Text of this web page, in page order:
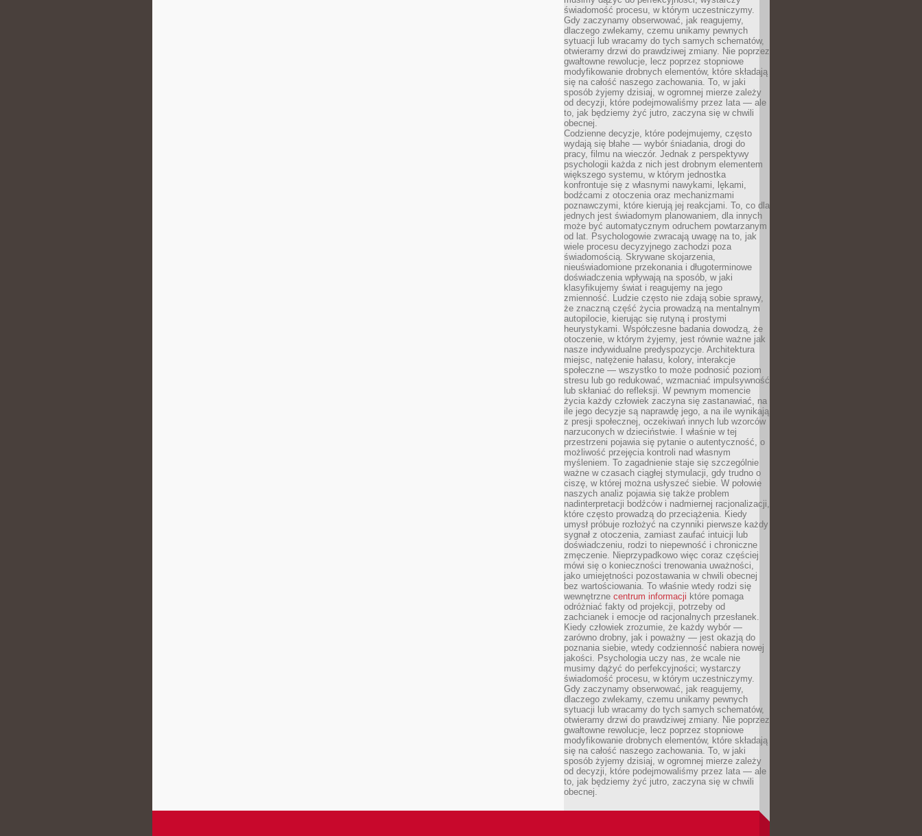
świadomość procesu, w którym uczestniczymy.
Gdy zaczynamy obserwować, jak reagujemy,
dlaczego zwlekamy, czemu unikamy pewnych
sytuacji lub wracamy do tych samych schematów,
otwieramy drzwi do prawdziwej zmiany. Nie poprzez
gwałtowne rewolucje, lecz poprzez stopniowe
modyfikowanie drobnych elementów, które składają
się na całość naszego zachowania. To, w jaki
sposób żyjemy dzisiaj, w ogromnej mierze zależy
od decyzji, które podejmowaliśmy przez lata — ale
to, jak będziemy żyć jutro, zaczyna się w chwili
obecnej.
Codzienne decyzje, które podejmujemy, często
wydają się błahe — wybór śniadania, drogi do
pracy, filmu na wieczór. Jednak z perspektywy
psychologii każda z nich jest drobnym elementem
większego systemu, w którym jednostka
konfrontuje się z własnymi nawykami, lękami,
bodźcami z otoczenia oraz mechanizmami
poznawczymi, które kierują jej reakcjami. To, co dla
jednych jest świadomym planowaniem, dla innych
może być automatycznym odruchem powtarzanym
od lat. Psychologowie zwracają uwagę na to, jak
wiele procesu decyzyjnego zachodzi poza
świadomością. Skrywane skojarzenia,
nieuświadomione przekonania i długoterminowe
doświadczenia wpływają na sposób, w jaki
klasyfikujemy świat i reagujemy na jego
zmienność. Ludzie często nie zdają sobie sprawy,
że znaczną część życia prowadzą na mentalnym
autopilocie, kierując się rutyną i prostymi
heurystykami. Współczesne badania dowodzą, że
otoczenie, w którym żyjemy, jest równie ważne jak
nasze indywidualne predyspozycje. Architektura
miejsc, natężenie hałasu, kolory, interakcje
społeczne — wszystko to może podnosić poziom
stresu lub go redukować, wzmacniać impulsywność
lub skłaniać do refleksji. W pewnym momencie
życia każdy człowiek zaczyna się zastanawiać, na
ile jego decyzje są naprawdę jego, a na ile wynikają
z presji społecznej, oczekiwań innych lub wzorców
narzuconych w dzieciństwie. I właśnie w tej
przestrzeni pojawia się pytanie o autentyczność, o
możliwość przejęcia kontroli nad własnym
myśleniem. To zagadnienie staje się szczególnie
ważne w czasach ciągłej stymulacji, gdy trudno o
ciszę, w której można usłyszeć siebie. W połowie
naszych analiz pojawia się także problem
nadinterpretacji bodźców i nadmiernej racjonalizacji,
które często prowadzą do przeciążenia. Kiedy
umysł próbuje rozłożyć na czynniki pierwsze każdy
sygnał z otoczenia, zamiast zaufać intuicji lub
doświadczeniu, rodzi to niepewność i chroniczne
zmęczenie. Nieprzypadkowo więc coraz częściej
mówi się o konieczności trenowania uważności,
jako umiejętności pozostawania w chwili obecnej
bez wartościowania. To właśnie wtedy rodzi się
wewnętrzne centrum informacji które pomaga
odróżniać fakty od projekcji, potrzeby od
zachcianek i emocje od racjonalnych przesłanek.
Kiedy człowiek zrozumie, że każdy wybór —
zarówno drobny, jak i poważny — jest okazją do
poznania siebie, wtedy codzienność nabiera nowej
jakości. Psychologia uczy nas, że wcale nie
musimy dążyć do perfekcyjności; wystarczy
świadomość procesu, w którym uczestniczymy.
Gdy zaczynamy obserwować, jak reagujemy,
dlaczego zwlekamy, czemu unikamy pewnych
sytuacji lub wracamy do tych samych schematów,
otwieramy drzwi do prawdziwej zmiany. Nie poprzez
gwałtowne rewolucje, lecz poprzez stopniowe
modyfikowanie drobnych elementów, które składają
się na całość naszego zachowania. To, w jaki
sposób żyjemy dzisiaj, w ogromnej mierze zależy
od decyzji, które podejmowaliśmy przez lata — ale
to, jak będziemy żyć jutro, zaczyna się w chwili
obecnej.